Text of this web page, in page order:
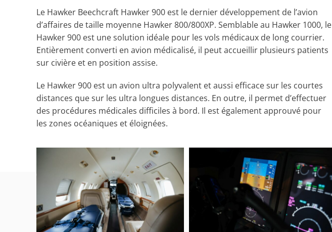
Le Hawker Beechcraft Hawker 900 est le dernier développement de l’avion
d’affaires de taille moyenne Hawker 800/800XP. Semblable au Hawker 1000, le
Hawker 900 est une solution idéale pour les vols médicaux de long courrier.
Entièrement converti en avion médicalisé, il peut accueillir plusieurs patients
sur civière et en position assise.
Le Hawker 900 est un avion ultra polyvalent et aussi efficace sur les courtes
distances que sur les ultra longues distances. En outre, il permet d’effectuer
des procédures médicales difficiles à bord. Il est également approuvé pour
les zones océaniques et éloignées.